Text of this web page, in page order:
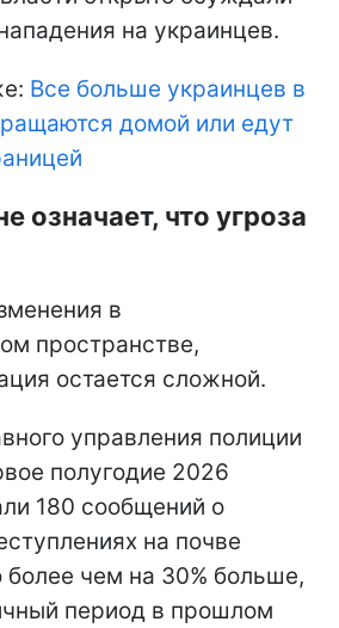
на украинцев.
Все больше украинцев в
домой или едут
означает, что угроза
в
пространстве,
остается сложной.
управления полиции
полугодие 2026
180 сообщений о
на почве
более чем на 30% больше,
период в прошлом